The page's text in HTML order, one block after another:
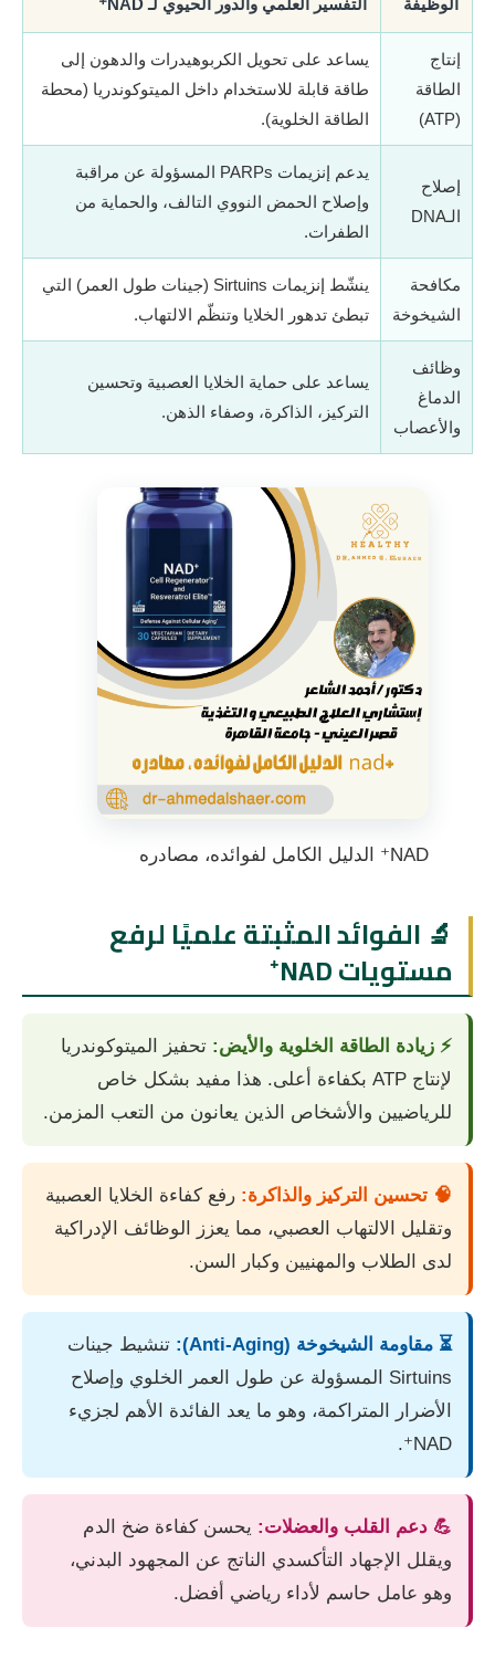
الوظيفة التفسير العلمي والدور الحيوي لـ NAD⁺
إنتاج
الطاقة
(ATP)
يساعد على تحويل الكربوهيدرات والدهون إلى
طاقة قابلة للاستخدام داخل الميتوكوندريا (محطة
الطاقة الخلوية).
إصلاح
الـDNA
يدعم إنزيمات PARPs المسؤولة عن مراقبة
وإصلاح الحمض النووي التالف، والحماية من
الطفرات.
مكافحة
الشيخوخة
ينشّط إنزيمات Sirtuins (جينات طول العمر) التي
تبطئ تدهور الخلايا وتنظّم الالتهاب.
وظائف
الدماغ
والأعصاب
يساعد على حماية الخلايا العصبية وتحسين
التركيز، الذاكرة، وصفاء الذهن.
NAD⁺ الدليل الكامل لفوائده، مصادره
🔬 الفوائد المثبتة علميًا لرفع
مستويات NAD⁺
⚡ زيادة الطاقة الخلوية والأيض: تحفيز الميتوكوندريا
لإنتاج ATP بكفاءة أعلى. هذا مفيد بشكل خاص
للرياضيين والأشخاص الذين يعانون من التعب المزمن.
🧠 تحسين التركيز والذاكرة: رفع كفاءة الخلايا العصبية
وتقليل الالتهاب العصبي، مما يعزز الوظائف الإدراكية
لدى الطلاب والمهنيين وكبار السن.
⏳ مقاومة الشيخوخة (Anti-Aging):
تنشيط جينات
Sirtuins المسؤولة عن طول العمر الخلوي وإصلاح
الأضرار المتراكمة، وهو ما يعد الفائدة الأهم لجزيء
NAD⁺.
💪 دعم القلب والعضلات: يحسن كفاءة ضخ الدم
ويقلل الإجهاد التأكسدي الناتج عن المجهود البدني،
وهو عامل حاسم لأداء رياضي أفضل.